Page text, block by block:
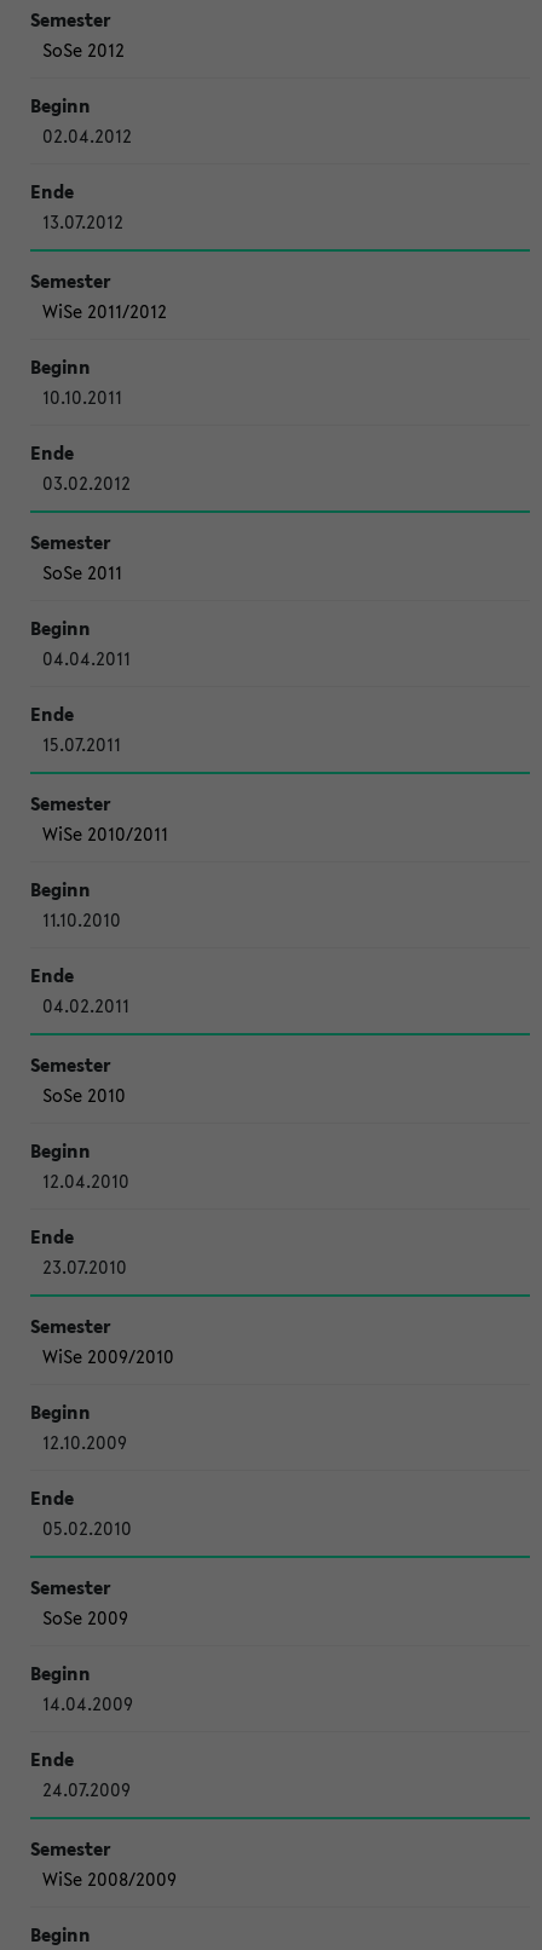
SoSe 2012
02.04.2012
13.07.2012
WiSe 2011/2012
10.10.2011
03.02.2012
SoSe 2011
04.04.2011
15.07.2011
WiSe 2010/2011
11.10.2010
04.02.2011
SoSe 2010
12.04.2010
23.07.2010
WiSe 2009/2010
12.10.2009
05.02.2010
SoSe 2009
14.04.2009
24.07.2009
WiSe 2008/2009